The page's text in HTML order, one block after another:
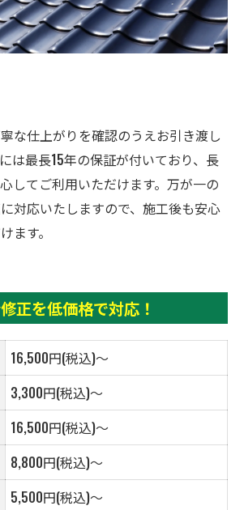
な仕上がりを確認のうえお引き渡し
は最長15年の保証が付いており、長
してご利用いただけます。万が一の
対応いたしますので、施工後も安心
ます。
正を低価格で対応！
16,500円(税込)～
3,300円(税込)～
16,500円(税込)～
8,800円(税込)～
5,500円(税込)～